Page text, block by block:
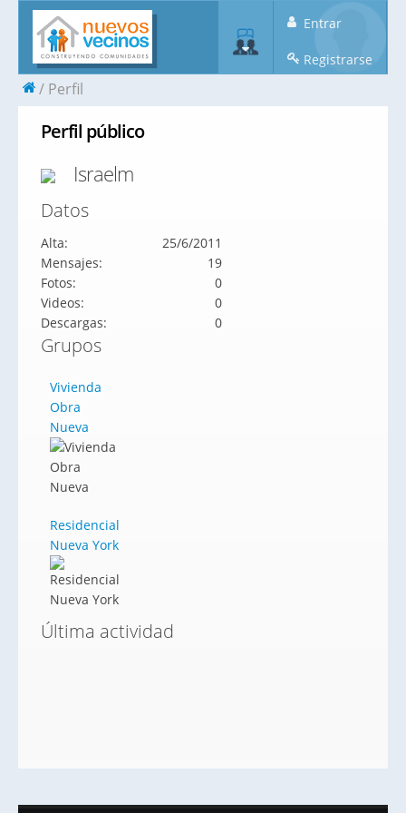
Entrar
Registrarse
Perfil
Perfil público
Israelm
Datos
Alta:
25/6/2011
Mensajes:
19
Fotos:
0
Videos:
0
Descargas:
0
Grupos
Vivienda
Obra
Nueva
Residencial
Nueva York
Última actividad